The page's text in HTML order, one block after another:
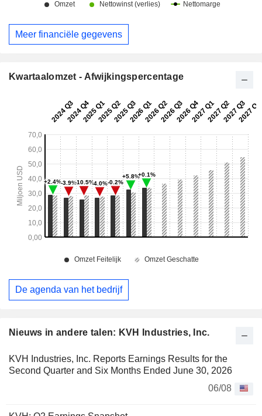
Nieuws in andere talen: KVH Industries, Inc.
KVH Industries, Inc. Reports Earnings Results for the
Second Quarter and Six Months Ended June 30, 2026
06/08
Meer financiële gegevens
Kwartaalomzet - Afwijkingspercentage
De agenda van het bedrijf